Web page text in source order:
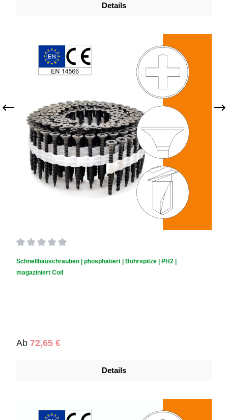
Details
Schnellbauschrauben | phosphatiert | Bohrspitze | PH2 |
magaziniert Coil
Regulärer Preis:
Ab 72,65 €
Details